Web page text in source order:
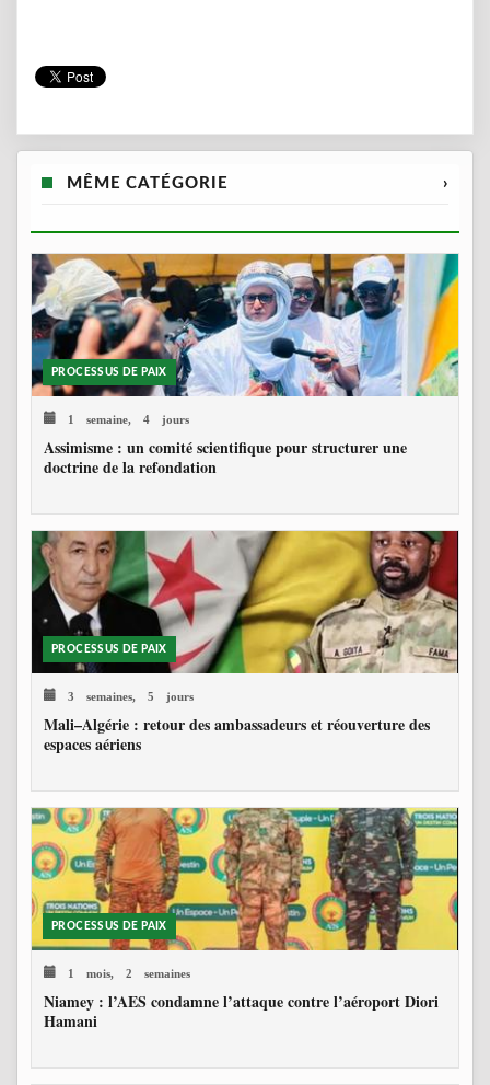
MÊME CATÉGORIE ›
PROCESSUS DE PAIX
1 semaine, 4 jours
Assimisme : un comité scientifique pour structurer une
doctrine de la refondation
PROCESSUS DE PAIX
3 semaines, 5 jours
Mali–Algérie : retour des ambassadeurs et réouverture des
espaces aériens
PROCESSUS DE PAIX
1 mois, 2 semaines
Niamey : l’AES condamne l’attaque contre l’aéroport Diori
Hamani